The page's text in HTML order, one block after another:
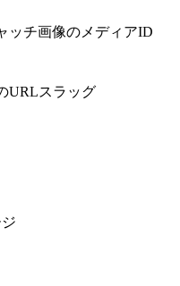
ッチ画像のメディアID
URLスラッグ